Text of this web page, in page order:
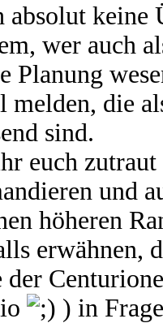
absolut keine
wer auch
Planung
melden, die
sind.
euch
und
höheren
erwähnen,
der
) in